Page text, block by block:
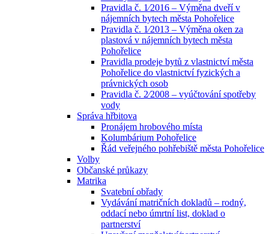
Pravidla č. 1⁄2016 – Výměna dveří v
nájemních bytech města Pohořelice
Pravidla č. 1⁄2013 – Výměna oken za
plastová v nájemních bytech města
Pohořelice
Pravidla prodeje bytů z vlastnictví města
Pohořelice do vlastnictví fyzických a
právnických osob
Pravidla č. 2⁄2008 – vyúčtování spotřeby
vody
Správa hřbitova
Pronájem hrobového místa
Kolumbárium Pohořelice
Řád veřejného pohřebiště města Pohořelice
Volby
Občanské průkazy
Matrika
Svatební obřady
Vydávání matričních dokladů – rodný,
oddací nebo úmrtní list, doklad o
partnerství